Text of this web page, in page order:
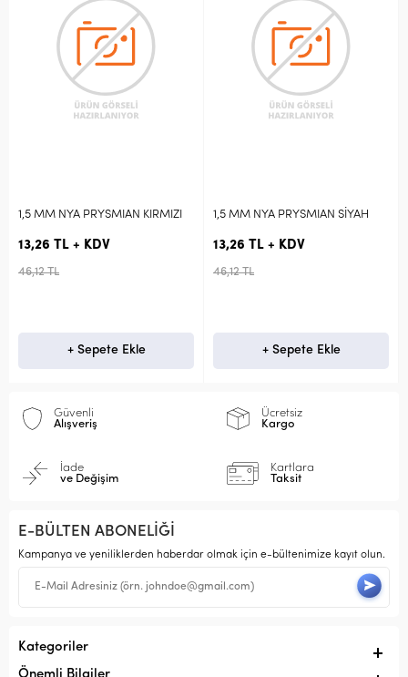
1,5 MM NYA PRYSMIAN KIRMIZI
13,26 TL + KDV
46,12 TL
+ Sepete Ekle
1,5 MM NYA PRYSMIAN SİYAH
13,26 TL + KDV
46,12 TL
+ Sepete Ekle
Güvenli
Alışveriş
Ücretsiz
Kargo
İade
ve Değişim
Kartlara
Taksit
E-BÜLTEN ABONELİĞİ
Kampanya ve yeniliklerden haberdar olmak için e-bültenimize kayıt olun.
Kategoriler
Önemli Bilgiler